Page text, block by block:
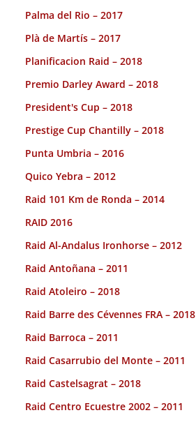
Palma del Rio – 2017
Plà de Martís – 2017
Planificacion Raid – 2018
Premio Darley Award – 2018
President's Cup – 2018
Prestige Cup Chantilly – 2018
Punta Umbria – 2016
Quico Yebra – 2012
Raid 101 Km de Ronda – 2014
RAID 2016
Raid Al-Andalus Ironhorse – 2012
Raid Antoñana – 2011
Raid Atoleiro – 2018
Raid Barre des Cévennes FRA – 2018
Raid Barroca – 2011
Raid Casarrubio del Monte – 2011
Raid Castelsagrat – 2018
Raid Centro Ecuestre 2002 – 2011